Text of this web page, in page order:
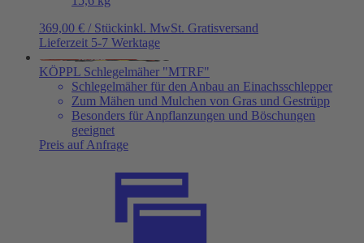
369,00 € / Stückinkl. MwSt. Gratisversand
Lieferzeit 5-7 Werktage
KÖPPL Schlegelmäher "MTRF"
Schlegelmäher für den Anbau an Einachsschlepper
Zum Mähen und Mulchen von Gras und Gestrüpp
Besonders für Anpflanzungen und Böschungen
geeignet
Preis auf Anfrage